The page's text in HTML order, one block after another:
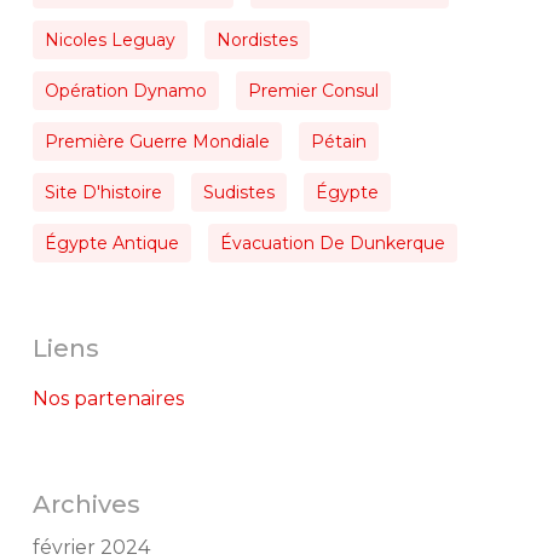
Nicoles Leguay Nordistes
Opération Dynamo Premier Consul
Première Guerre Mondiale Pétain
Site D'histoire Sudistes Égypte
Égypte Antique Évacuation De Dunkerque
Liens
Nos partenaires
Archives
février 2024